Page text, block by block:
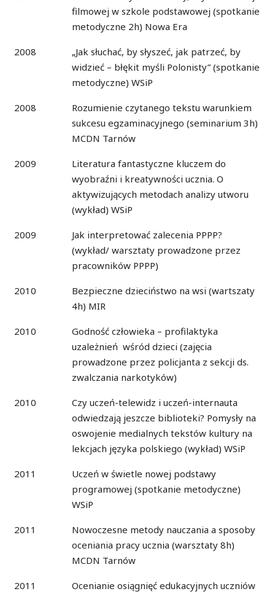
filmowej w szkole podstawowej (spotkanie
metodyczne 2h) Nowa Era
2008
„Jak słuchać, by słyszeć, jak patrzeć, by
widzieć – błękit myśli Polonisty” (spotkanie
metodyczne) WSiP
2008
Rozumienie czytanego tekstu warunkiem
sukcesu egzaminacyjnego (seminarium 3h)
MCDN Tarnów
2009
Literatura fantastyczne kluczem do
wyobraźni i kreatywności ucznia. O
aktywizujących metodach analizy utworu
(wykład) WSiP
2009
Jak interpretować zalecenia PPPP?
(wykład/ warsztaty prowadzone przez
pracowników PPPP)
2010
Bezpieczne dzieciństwo na wsi (wartszaty
4h) MIR
2010
Godność człowieka – profilaktyka
uzależnień wśród dzieci (zajęcia
prowadzone przez policjanta z sekcji ds.
zwalczania narkotyków)
2010
Czy uczeń-telewidz i uczeń-internauta
odwiedzają jeszcze biblioteki? Pomysły na
oswojenie medialnych tekstów kultury na
lekcjach języka polskiego (wykład) WSiP
2011
Uczeń w świetle nowej podstawy
programowej (spotkanie metodyczne)
WSiP
2011
Nowoczesne metody nauczania a sposoby
oceniania pracy ucznia (warsztaty 8h)
MCDN Tarnów
2011
Ocenianie osiągnięć edukacyjnych uczniów